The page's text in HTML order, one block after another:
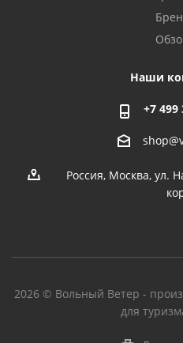
Наши
+7 499
Россия, Москва, ул.
2026 © Вольный Ветер -
для